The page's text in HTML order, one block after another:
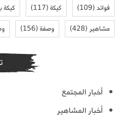
فوائد(109) كيكة(117) كيكة
مشاهير(428) وصفة(156)
أخبار المجتمع
أخبار المشاهير